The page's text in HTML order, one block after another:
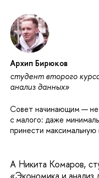
Архип Бирюков
студент второго
анализ данных»
Совет начинающим — не
с малого: даже
принести максимальную
А Никита Комаров,
«Экономика и